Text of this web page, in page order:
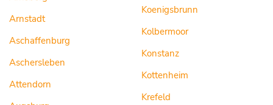
Arnstadt
Aschaffenburg
Aschersleben
Attendorn
Koenigsbrunn
Kolbermoor
Konstanz
Kottenheim
Krefeld